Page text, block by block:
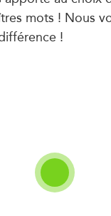
mots ! Nous
!